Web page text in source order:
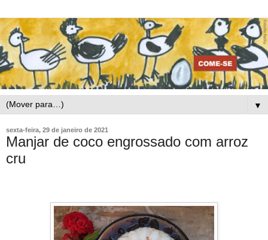
▼
sexta-feira, 29 de janeiro de 2021
Manjar de coco engrossado com arroz
cru